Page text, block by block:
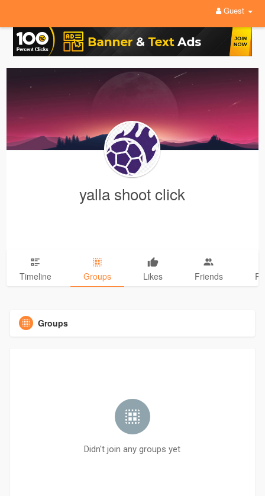
Guest
yalla shoot click
Timeline Groups Likes Friends
Groups
Didn't join any groups yet